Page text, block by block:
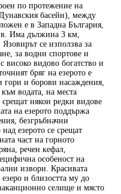
по протежение на
басейн), между
е в Западна България,
Има дължина 3 км,
се използва за
за водни спортове и
високо видово богатство и
бряг на езерото е
гори и борови насаждения,
водата, на места
някои редки видове
на езерото поддържа
безгръбначни
езерото се срещат
част на горното
речен кефал,
особеност на
извори. Красивата
и близостта му до
селище и място